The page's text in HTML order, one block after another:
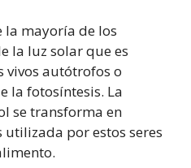
la mayoría de los
la luz solar que es
vivos autótrofos o
la fotosíntesis. La
se transforma en
por estos seres